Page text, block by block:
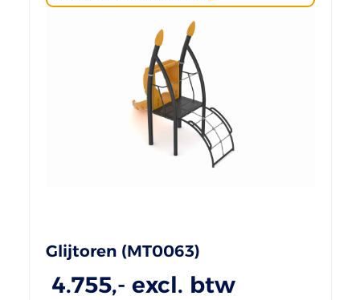
Glijtoren (MT0063)
4.755,- excl. btw